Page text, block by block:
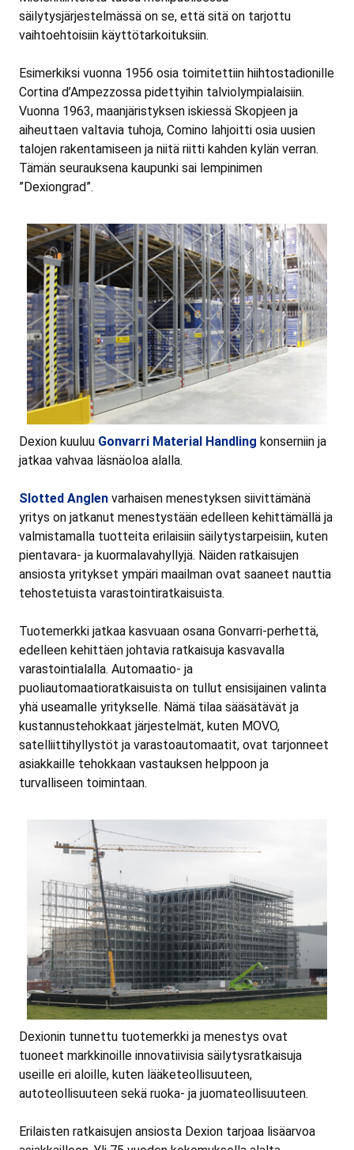
säilytysjärjestelmässä on se, että sitä on tarjottu
vaihtoehtoisiin käyttötarkoituksiin.
Esimerkiksi vuonna 1956 osia toimitettiin hiihtostadionille
Cortina d’Ampezzossa pidettyihin talviolympialaisiin.
Vuonna 1963, maanjäristyksen iskiessä Skopjeen ja
aiheuttaen valtavia tuhoja, Comino lahjoitti osia uusien
talojen rakentamiseen ja niitä riitti kahden kylän verran.
Tämän seurauksena kaupunki sai lempinimen
”Dexiongrad”.
Dexion kuuluu Gonvarri Material Handling konserniin ja
jatkaa vahvaa läsnäoloa alalla.
Slotted Anglen varhaisen menestyksen siivittämänä
yritys on jatkanut menestystään edelleen kehittämällä ja
valmistamalla tuotteita erilaisiin säilytystarpeisiin, kuten
pientavara- ja kuormalavahyllyjä. Näiden ratkaisujen
ansiosta yritykset ympäri maailman ovat saaneet nauttia
tehostetuista varastointiratkaisuista.
Tuotemerkki jatkaa kasvuaan osana Gonvarri-perhettä,
edelleen kehittäen johtavia ratkaisuja kasvavalla
varastointialalla. Automaatio- ja
puoliautomaatioratkaisuista on tullut ensisijainen valinta
yhä useamalle yritykselle. Nämä tilaa sääsätävät ja
kustannustehokkaat järjestelmät, kuten MOVO,
satelliittihyllystöt ja varastoautomaatit, ovat tarjonneet
asiakkaille tehokkaan vastauksen helppoon ja
turvalliseen toimintaan.
Dexionin tunnettu tuotemerkki ja menestys ovat
tuoneet markkinoille innovatiivisia säilytysratkaisuja
useille eri aloille, kuten lääketeollisuuteen,
autoteollisuuteen sekä ruoka- ja juomateollisuuteen.
Erilaisten ratkaisujen ansiosta Dexion tarjoaa lisäarvoa